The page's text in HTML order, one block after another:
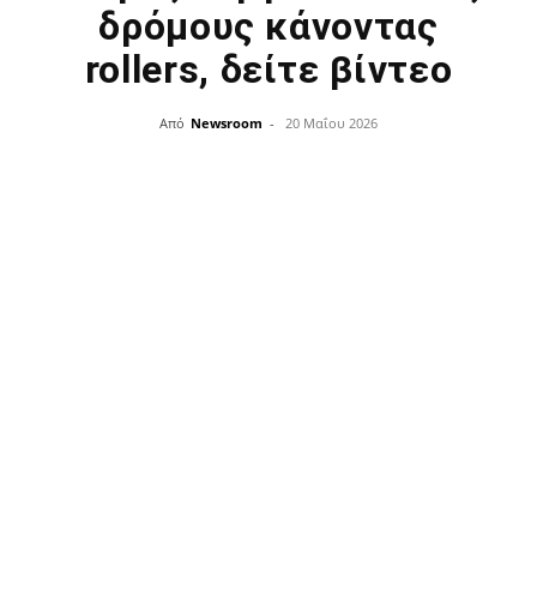
δρόμους κάνοντας
rollers, δείτε βίντεο
Από Newsroom - 20 Μαΐου 2026